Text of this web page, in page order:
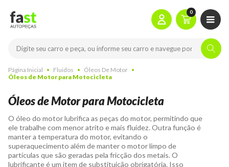
0
Página Inicial Fluidos
Óleos De Motor
Óleos de Motor para Motocicleta
Óleos de Motor para Motocicleta
O óleo do motor lubrifica as peças do motor, permitindo que
ele trabalhe com menor atrito e mais fluidez. Outra função é
manter a temperatura do motor, evitando o
superaquecimento além de manter o motor limpo de
partículas que são geradas pela fricção dos metais. O
lubrificante é um item de substituição obrigatória. Isso